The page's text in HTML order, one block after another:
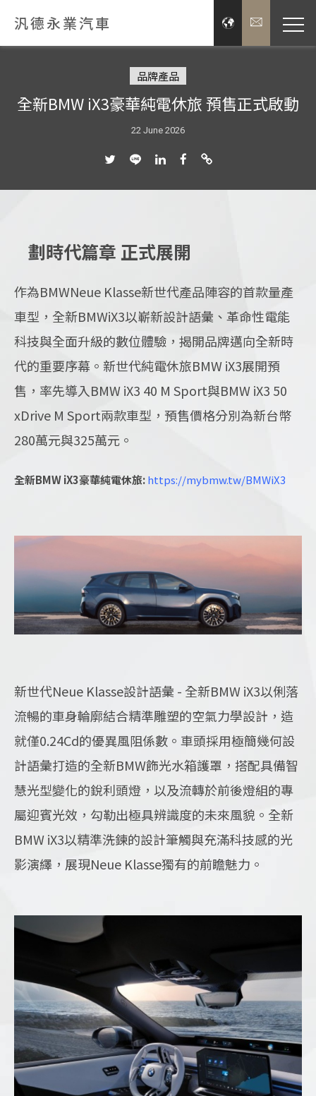
品牌產品
全新BMW iX3豪華純電休旅 預售正式啟動
22 June 2026
劃時代篇章 正式展開
作為BMWNeue Klasse新世代產品陣容的首款量產
車型，全新BMWiX3以嶄新設計語彙、革命性電能
科技與全面升級的數位體驗，揭開品牌邁向全新時
代的重要序幕。 新世代純電休旅BMW iX3展開預
售，率先導入BMW iX3 40 M Sport與BMW iX3 50
xDrive M Sport兩款車型，預售價格分別為新台幣
280萬元與325萬元。
全新BMW iX3豪華純電休旅:https://mybmw.tw/BMWiX3
新世代Neue Klasse設計語彙 - 全新BMW iX3以俐落
流暢的車身輪廓結合精準雕塑的空氣力學設計，造
就僅0.24Cd的優異風阻係數。車頭採用極簡幾何設
計語彙打造的全新BMW飾光水箱護罩，搭配具備智
慧光型變化的銳利頭燈，以及流轉於前後燈組的專
屬迎賓光效，勾勒出極具辨識度的未來風貌。全新
BMW iX3以精準洗鍊的設計筆觸與充滿科技感的光
影演繹，展現Neue Klasse獨有的前瞻魅力。
汎德永業汽車
展示
投資
菁
TEL +886-